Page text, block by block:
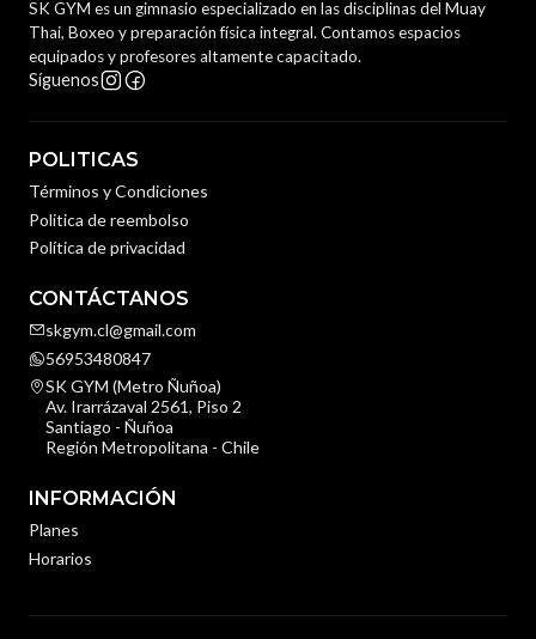
SK GYM es un gimnasio especializado en las disciplinas del Muay
Thai, Boxeo y preparación física integral. Contamos espacios
equipados y profesores altamente capacitado.
Síguenos
POLITICAS
Términos y Condiciones
Politica de reembolso
Política de privacidad
CONTÁCTANOS
skgym.cl@gmail.com
56953480847
SK GYM (Metro Ñuñoa)
Av. Irarrázaval 2561, Piso 2
Santiago - Ñuñoa
Región Metropolitana - Chile
INFORMACIÓN
Planes
Horarios